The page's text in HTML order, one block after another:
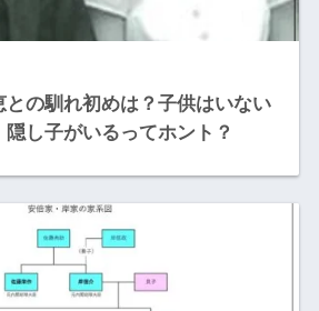
の馴れ初めは？子供はいない
し子がいるってホント？